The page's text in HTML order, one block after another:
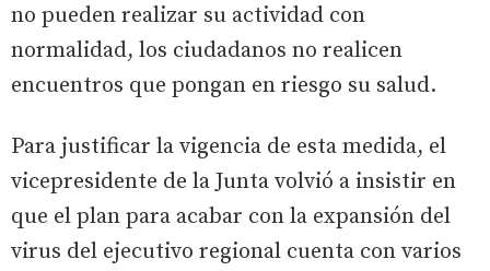
no pueden realizar su actividad con
normalidad, los ciudadanos no realicen
encuentros que pongan en riesgo su salud.
Para justificar la vigencia de esta medida, el
vicepresidente de la Junta volvió a insistir en
que el plan para acabar con la expansión del
virus del ejecutivo regional cuenta con varios